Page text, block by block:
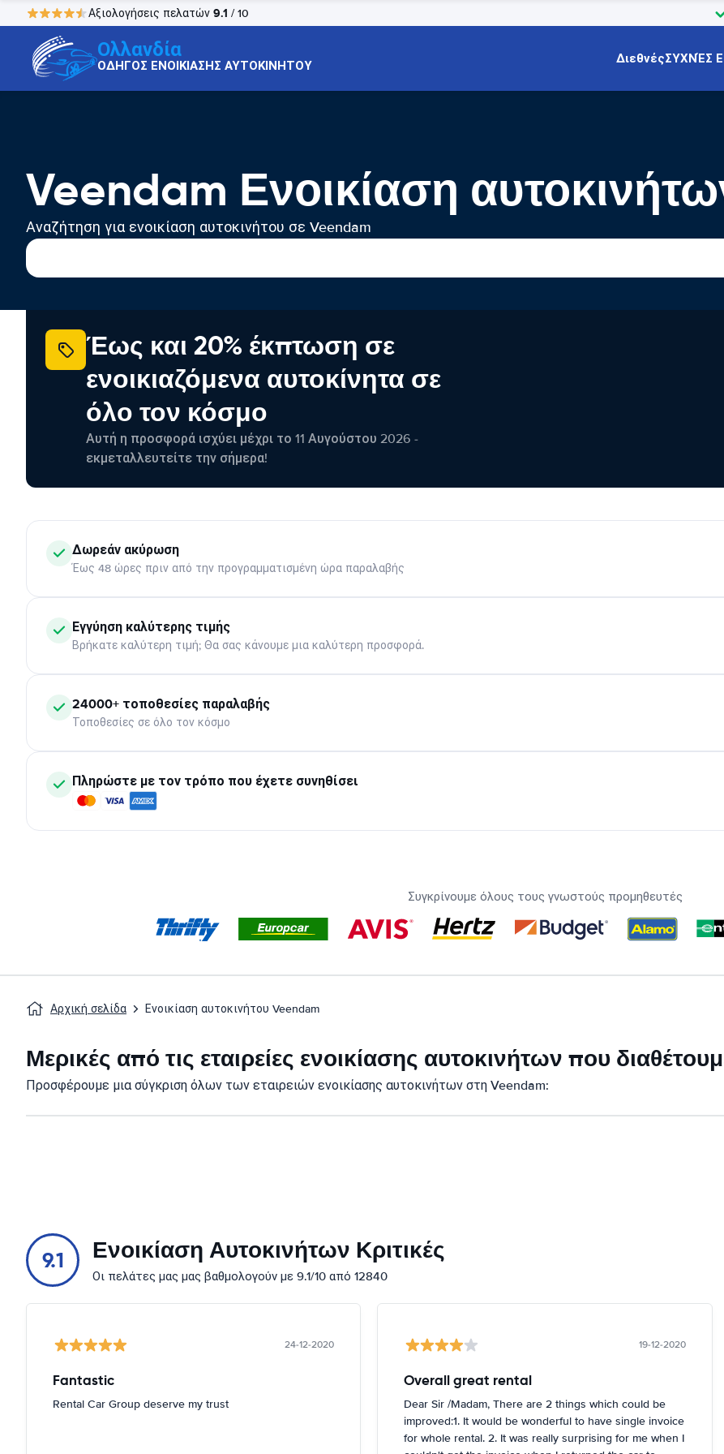
Αξιολογήσεις πελατών 9.1 / 10
Ολλανδία
ΟΔΗΓΟΣ ΕΝΟΙΚΙΑΣΗΣ ΑΥΤΟΚΙΝΗΤΟΥ ΔιεθνέςΣΥΧΝΈΣ
Veendam Ενοικίαση
Αναζήτηση για ενοικίαση αυτοκινήτου σε Veendam
Έως και 20% έκπτωση σε
ενοικιαζόμενα αυτοκίνητα σε
όλο τον κόσμο
Αυτή η προσφορά ισχύει μέχρι το 11 Αυγούστου 2026 -
εκμεταλλευτείτε την σήμερα!
Δωρεάν ακύρωση
Έως 48 ώρες πριν από την προγραμματισμένη ώρα παραλαβής
Εγγύηση καλύτερης τιμής
Βρήκατε καλύτερη τιμή; Θα σας κάνουμε μια καλύτερη προσφορά.
24000+ τοποθεσίες παραλαβής
Τοποθεσίες σε όλο τον κόσμο
Πληρώστε με τον τρόπο που έχετε συνηθίσει
Συγκρίνουμε όλους τους γνωστούς προμηθευτές
Αρχική σελίδα Ενοικίαση αυτοκινήτου Veendam
Μερικές από τις εταιρείες ενοικίασης αυτοκινήτων που
Προσφέρουμε μια σύγκριση όλων των εταιρειών ενοικίασης αυτοκινήτων στη Veendam:
9.1 Ενοικίαση Αυτοκινήτων Κριτικές
Οι πελάτες μας μας βαθμολογούν με 9.1/10 από 12840
24-12-2020
Fantastic
Rental Car Group deserve my trust
19-12-2020
Overall great rental
Dear Sir /Madam, There are 2 things which could be
improved:1. It would be wonderful to have single invoice
for whole rental. 2. It was really surprising for me when I